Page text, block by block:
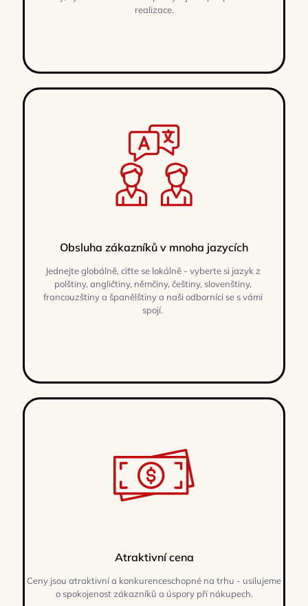
realizace.
Obsluha zákazníků v mnoha jazycích
Jednejte globálně, ciťte se lokálně - vyberte si jazyk z
polštiny, angličtiny, němčiny, češtiny, slovenštiny,
francouzštiny a španělštiny a naši odborníci se s vámi
spojí.
Atraktivní cena
Ceny jsou atraktivní a konkurenceschopné na trhu - usilujeme
o spokojenost zákazníků a úspory při nákupech.